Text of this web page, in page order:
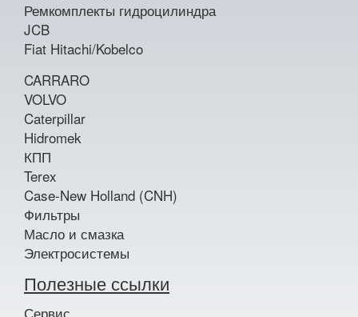
Ремкомплекты гидроцилиндра
JCB
Fiat Hitachi/Kobelco
CARRARO
VOLVO
Caterpillar
Hidromek
КПП
Terex
Case-New Holland (CNH)
Фильтры
Масло и смазка
Электросистемы
Полезные ссылки
Сервис